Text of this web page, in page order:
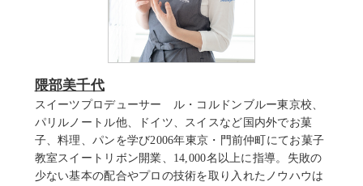
隈部美千代
スイーツプロデューサー ル・コルドンブルー東京校、
パリルノートル他、ドイツ、スイスなど国内外でお菓
子、料理、パンを学び2006年東京・門前仲町にてお菓子
教室スイートリボン開業、14,000名以上に指導。失敗の
少ない基本の配合やプロの技術を取り入れたノウハウは